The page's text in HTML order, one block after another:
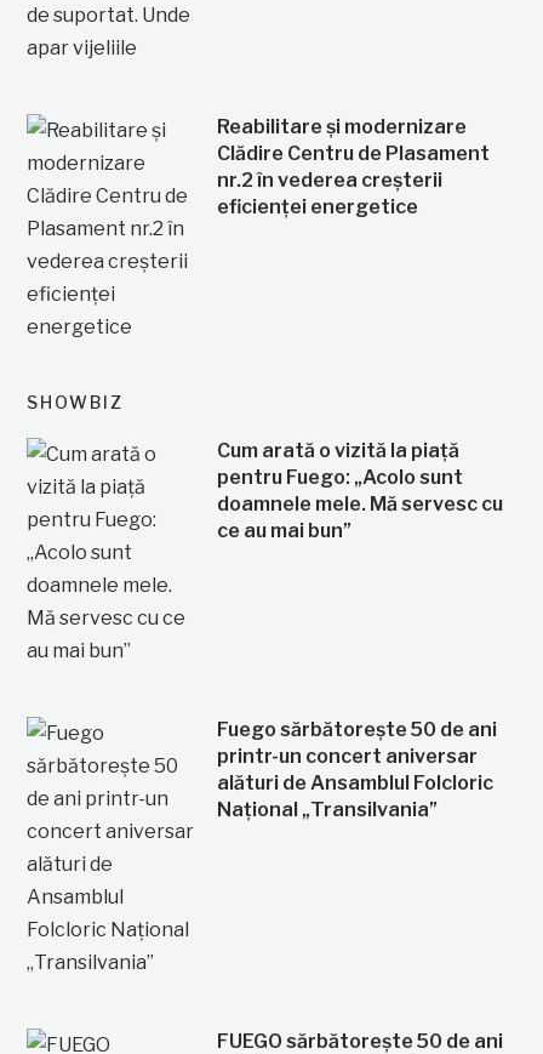
Reabilitare și modernizare
Clădire Centru de Plasament
nr.2 în vederea creșterii
eficienței energetice
SHOWBIZ
Cum arată o vizită la piață
pentru Fuego: „Acolo sunt
doamnele mele. Mă servesc cu
ce au mai bun”
Fuego sărbătorește 50 de ani
printr-un concert aniversar
alături de Ansamblul Folcloric
Național „Transilvania”
FUEGO sărbătorește 50 de ani